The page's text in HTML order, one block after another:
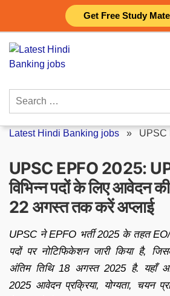
Get Free Study
content
Search
Latest Hindi Banking jobs » UPSC
UPSC EPFO 2025:
विभिन्न पदों के लिए आवेदन
22 अगस्त तक करें अप्लाई
UPSC ने EPFO भर्ती 2025 के तहत
पदों पर नोटिफिकेशन जारी किया है,
अंतिम तिथि 18 अगस्त 2025 है. यहाँ
2025 आवेदन प्रक्रिया, योग्यता, चयन